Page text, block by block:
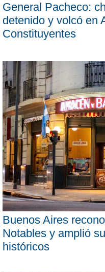
General Pacheco:
detenido y volcó en
Constituyentes
Buenos Aires
Notables y amplió
históricos